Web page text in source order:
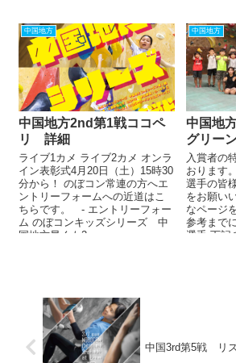
中国地方
中国地方2nd第1戦ココペ
リ 詳細
ライブ1カメ ライブ2カメ オンラ
イン表彰式4月20日（土）15時30
分から！ のぼコン常連の方へエ
ントリーフォームへの近道はこ
ちらです。 - エントリーフォー
ム のぼコンキッズシリーズ 中
国地方早くも2...
中国地方
中国地
グリー
入賞者の
おります
選手の皆
をお願い
なページ
参考まで
選手 下記
中国3rd第5戦 リ